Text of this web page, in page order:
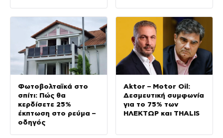
Φωτοβολταϊκά στο
σπίτι: Πώς θα
κερδίσετε 25%
έκπτωση στο ρεύμα –
οδηγός
Aktor – Motor Oil:
Δεσμευτική συμφωνία
για το 75% των
ΗΛΕΚΤΩΡ και THALIS